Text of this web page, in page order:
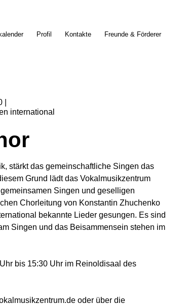
Profil Kontakte Freunde & Förderer
international
stärkt das gemeinschaftliche Singen das
Grund lädt das Vokalmusikzentrum
Singen und geselligen
Chorleitung von Konstantin Zhuchenko
bekannte Lieder gesungen. Es sind
Singen und das Beisammensein stehen im
bis 15:30 Uhr im Reinoldisaal des
oder über die